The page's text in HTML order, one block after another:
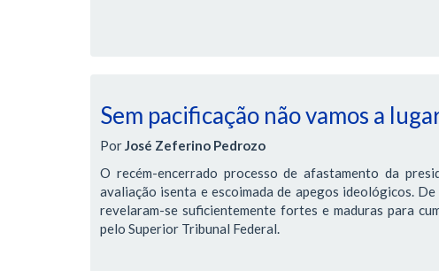
Sem pacificação não vamos a
PorJosé Zeferino Pedrozo
O recém-encerrado processo de afastamento da
avaliação isenta e escoimada de apegos ideológicos.
revelaram-se suficientemente fortes e maduras para
pelo Superior Tribunal Federal.